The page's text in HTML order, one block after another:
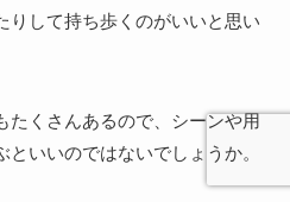
りして持ち歩くのがいいと思い
たくさんあるので、シーンや用
いいのではないでしょうか。